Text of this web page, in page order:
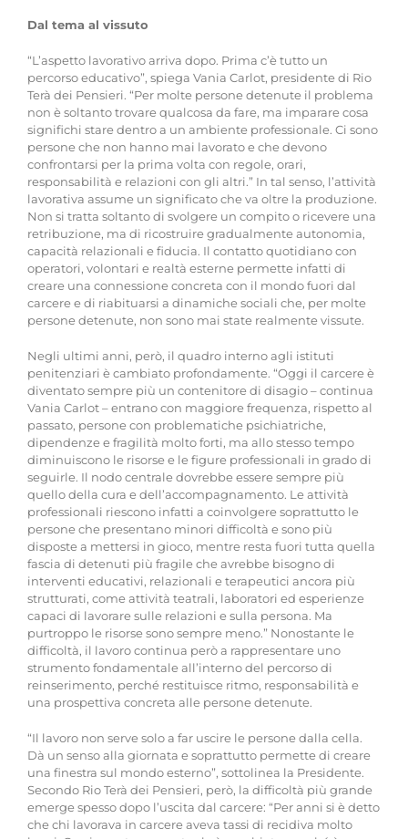
Dal tema al vissuto
“L’aspetto lavorativo arriva dopo. Prima c’è tutto un
percorso educativo”, spiega Vania Carlot, presidente di Rio
Terà dei Pensieri. “Per molte persone detenute il problema
non è soltanto trovare qualcosa da fare, ma imparare cosa
significhi stare dentro a un ambiente professionale. Ci sono
persone che non hanno mai lavorato e che devono
confrontarsi per la prima volta con regole, orari,
responsabilità e relazioni con gli altri.” In tal senso, l’attività
lavorativa assume un significato che va oltre la produzione.
Non si tratta soltanto di svolgere un compito o ricevere una
retribuzione, ma di ricostruire gradualmente autonomia,
capacità relazionali e fiducia. Il contatto quotidiano con
operatori, volontari e realtà esterne permette infatti di
creare una connessione concreta con il mondo fuori dal
carcere e di riabituarsi a dinamiche sociali che, per molte
persone detenute, non sono mai state realmente vissute.
Negli ultimi anni, però, il quadro interno agli istituti
penitenziari è cambiato profondamente. “Oggi il carcere è
diventato sempre più un contenitore di disagio – continua
Vania Carlot – entrano con maggiore frequenza, rispetto al
passato, persone con problematiche psichiatriche,
dipendenze e fragilità molto forti, ma allo stesso tempo
diminuiscono le risorse e le figure professionali in grado di
seguirle. Il nodo centrale dovrebbe essere sempre più
quello della cura e dell’accompagnamento. Le attività
professionali riescono infatti a coinvolgere soprattutto le
persone che presentano minori difficoltà e sono più
disposte a mettersi in gioco, mentre resta fuori tutta quella
fascia di detenuti più fragile che avrebbe bisogno di
interventi educativi, relazionali e terapeutici ancora più
strutturati, come attività teatrali, laboratori ed esperienze
capaci di lavorare sulle relazioni e sulla persona. Ma
purtroppo le risorse sono sempre meno.” Nonostante le
difficoltà, il lavoro continua però a rappresentare uno
strumento fondamentale all’interno del percorso di
reinserimento, perché restituisce ritmo, responsabilità e
una prospettiva concreta alle persone detenute.
“Il lavoro non serve solo a far uscire le persone dalla cella.
Dà un senso alla giornata e soprattutto permette di creare
una finestra sul mondo esterno”, sottolinea la Presidente.
Secondo Rio Terà dei Pensieri, però, la difficoltà più grande
emerge spesso dopo l’uscita dal carcere: “Per anni si è detto
che chi lavorava in carcere aveva tassi di recidiva molto